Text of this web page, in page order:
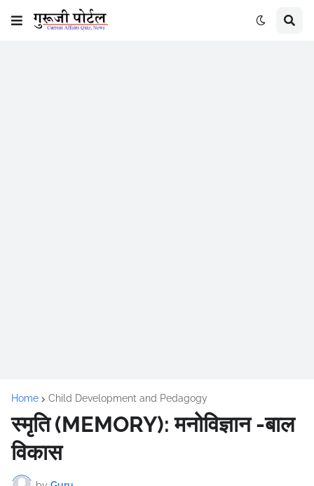
Home Child Development and Pedagogy
स्मृति (MEMORY): मनोविज्ञान -बाल
विकास